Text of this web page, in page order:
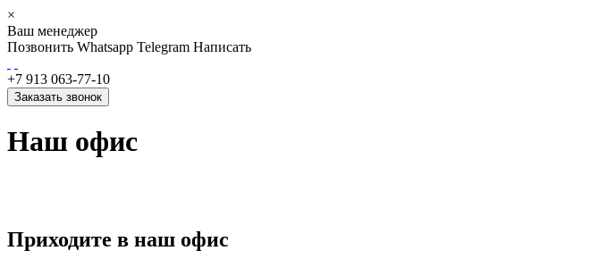
×
Ваш менеджер
Позвонить Whatsapp Telegram Написать
+7 913 063-77-10
Заказать звонок
Наш офис
Приходите в наш офис